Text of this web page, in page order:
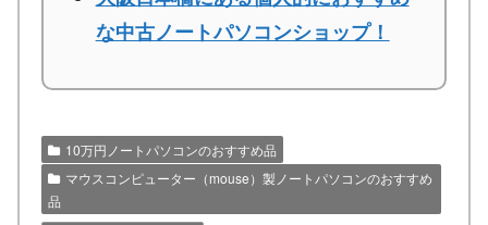
な中古ノートパソコンショップ！
10万円ノートパソコンのおすすめ品
マウスコンピューター（mouse）製ノートパソコンのおすすめ
品